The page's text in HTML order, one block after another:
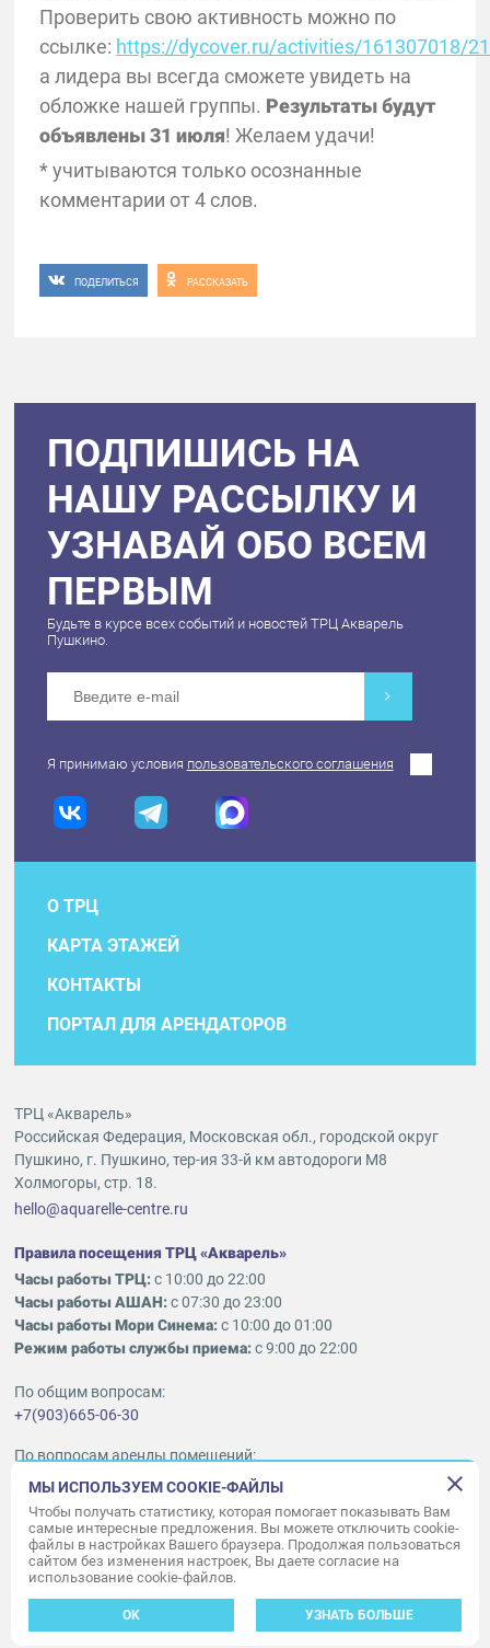
Проверить свою активность можно по
ссылке: https://dycover.ru/activities/161307018/
а лидера вы всегда сможете увидеть на
обложке нашей группы. Результаты будут
объявлены 31 июля! Желаем удачи!
* учитываются только осознанные
комментарии от 4 слов.
ПОДЕЛИТЬСЯ РАССКАЗАТЬ
ПОДПИШИСЬ НА
НАШУ РАССЫЛКУ И
УЗНАВАЙ ОБО ВСЕМ
ПЕРВЫМ
Будьте в курсе всех событий и новостей ТРЦ Акварель
Пушкино.
Я принимаю условия пользовательского соглашения
О ТРЦ
КАРТА ЭТАЖЕЙ
КОНТАКТЫ
ПОРТАЛ ДЛЯ АРЕНДАТОРОВ
ТРЦ «Акварель»
Российская Федерация, Московская обл., городской округ
Пушкино, г. Пушкино, тер-ия 33-й км автодороги М8
Холмогоры, стр. 18.
hello@aquarelle-centre.ru
Правила посещения ТРЦ «Акварель»
Часы работы ТРЦ:с 10:00 до 22:00
Часы работы АШАН:с 07:30 до 23:00
Часы работы Мори Синема:с 10:00 до 01:00
Режим работы службы приема:с 9:00 до 22:00
По общим вопросам:
+7(903)665-06-30
По вопросам аренды помещений:
ukleykina@nhood.com
+7(903)665-98-78
© ООО «Акварель» 2010–2026.
Все права защищены
Создание сайта —
МЫ ИСПОЛЬЗУЕМ COOKIE-ФАЙЛЫ
Чтобы получать статистику, которая помогает показывать Вам
самые интересные предложения. Вы можете отключить cookie-
файлы в настройках Вашего браузера. Продолжая пользоваться
сайтом без изменения настроек, Вы даете согласие на
использование cookie-файлов.
OK УЗНАТЬ БОЛЬШЕ